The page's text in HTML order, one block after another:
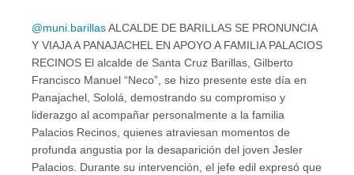
@muni.barillasALCALDE DE BARILLAS SE PRONUNCIA
Y VIAJA A PANAJACHEL EN APOYO A FAMILIA PALACIOS
RECINOS El alcalde de Santa Cruz Barillas, Gilberto
Francisco Manuel “Neco”, se hizo presente este día en
Panajachel, Sololá, demostrando su compromiso y
liderazgo al acompañar personalmente a la familia
Palacios Recinos, quienes atraviesan momentos de
profunda angustia por la desaparición del joven Jesler
Palacios. Durante su intervención, el jefe edil expresó que